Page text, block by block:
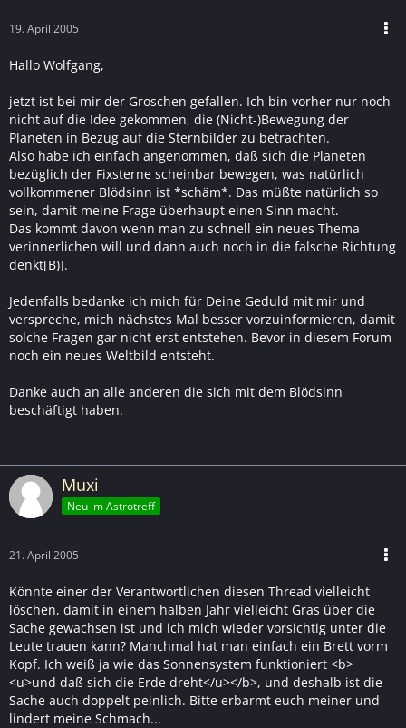
19. April 2005
Hallo Wolfgang,
jetzt ist bei mir der Groschen gefallen. Ich bin vorher nur noch
nicht auf die Idee gekommen, die (Nicht-)Bewegung der
Planeten in Bezug auf die Sternbilder zu betrachten.
Also habe ich einfach angenommen, daß sich die Planeten
bezüglich der Fixsterne scheinbar bewegen, was natürlich
vollkommener Blödsinn ist *schäm*. Das müßte natürlich so
sein, damit meine Frage überhaupt einen Sinn macht.
Das kommt davon wenn man zu schnell ein neues Thema
verinnerlichen will und dann auch noch in die falsche Richtung
denkt[B)].
Jedenfalls bedanke ich mich für Deine Geduld mit mir und
verspreche, mich nächstes Mal besser vorzuinformieren, damit
solche Fragen gar nicht erst entstehen. Bevor in diesem Forum
noch ein neues Weltbild entsteht.
Danke auch an alle anderen die sich mit dem Blödsinn
beschäftigt haben.
Muxi
Neu im Astrotreff
21. April 2005
Könnte einer der Verantwortlichen diesen Thread vielleicht
löschen, damit in einem halben Jahr vielleicht Gras über die
Sache gewachsen ist und ich mich wieder vorsichtig unter die
Leute trauen kann? Manchmal hat man einfach ein Brett vorm
Kopf. Ich weiß ja wie das Sonnensystem funktioniert <b>
<u>und daß sich die Erde dreht</u></b>, und deshalb ist die
Sache auch doppelt peinlich. Bitte erbarmt euch meiner und
lindert meine Schmach...